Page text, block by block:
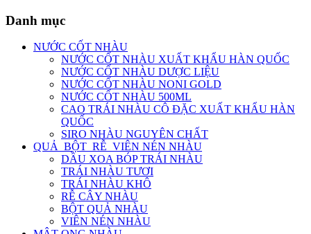
Danh mục
NƯỚC CỐT NHÀU
NƯỚC CỐT NHÀU XUẤT KHẨU HÀN QUỐC
NƯỚC CỐT NHÀU DƯỢC LIỆU
NƯỚC CỐT NHÀU NONI GOLD
NƯỚC CỐT NHÀU 500ML
CAO TRÁI NHÀU CÔ ĐẶC XUẤT KHẨU HÀN
QUỐC
SIRO NHÀU NGUYÊN CHẤT
QUẢ_BỘT_RỄ_VIÊN NÉN NHÀU
DẦU XOA BÓP TRÁI NHÀU
TRÁI NHÀU TƯƠI
TRÁI NHÀU KHÔ
RỄ CÂY NHÀU
BỘT QUẢ NHÀU
VIÊN NÉN NHÀU